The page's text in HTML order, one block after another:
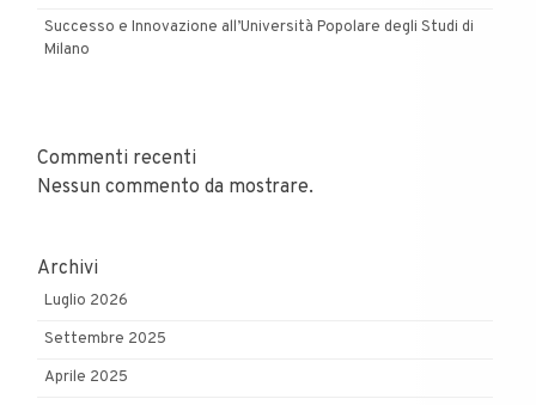
Successo e Innovazione all’Università Popolare degli Studi di
Milano
Commenti recenti
Nessun commento da mostrare.
Archivi
Luglio 2026
Settembre 2025
Aprile 2025